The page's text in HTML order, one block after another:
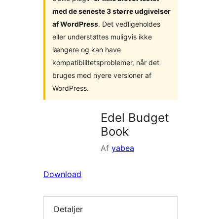
med de seneste 3 større udgivelser
af WordPress. Det vedligeholdes
eller understøttes muligvis ikke
længere og kan have
kompatibilitetsproblemer, når det
bruges med nyere versioner af
WordPress.
Edel Budget
Book
Af yabea
Download
Detaljer